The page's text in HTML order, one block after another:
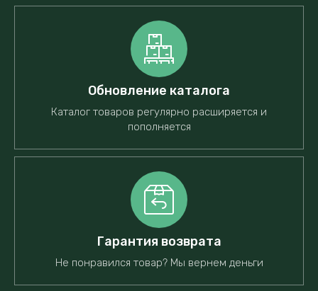
Обновление каталога
Каталог товаров регулярно расширяется и
пополняется
Гарантия возврата
Не понравился товар? Мы вернем деньги